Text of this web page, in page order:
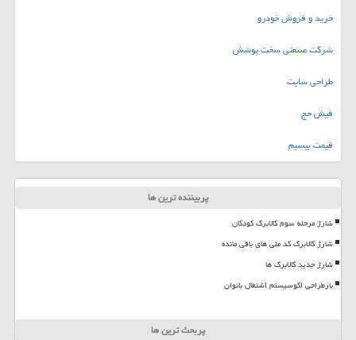
خرید و فروش خودرو
شرکت صنعتی سخت پوشش
طراحی سایت
فیش حج
قیمت بیسیم
پربیننده ترین ها
شارژ مرحله سوم کالابرگ کودکان
شارژ کالابرگ کد ملی های باقی مانده
شارژ جدید کالابرگ ها
بازطراحی اکوسیستم اشتغال بانوان
پربحث ترین ها